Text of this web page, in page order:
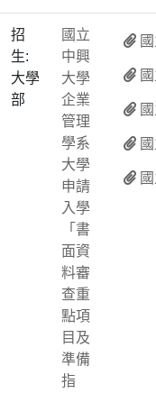
招
生:
大學
部
國立
中興
大學
企業
管理
學系
大學
申請
入學
「書
面資
料審
查重
點項
目及
準備
指